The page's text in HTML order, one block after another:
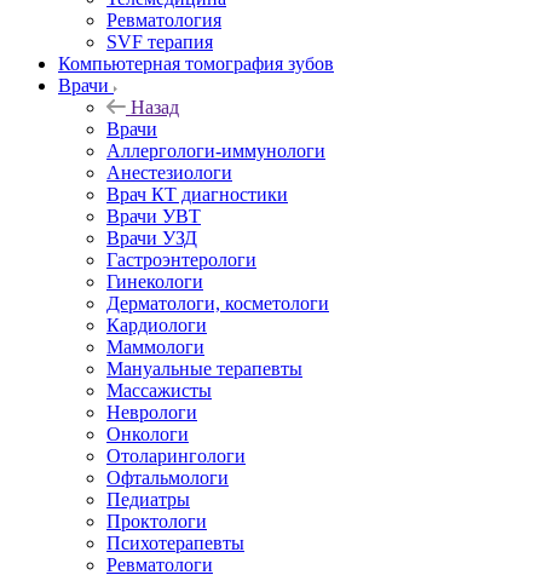
Ревматология
SVF терапия
Компьютерная томография зубов
Врачи
Назад
Врачи
Аллергологи-иммунологи
Анестезиологи
Врач КТ диагностики
Врачи УВТ
Врачи УЗД
Гастроэнтерологи
Гинекологи
Дерматологи, косметологи
Кардиологи
Маммологи
Мануальные терапевты
Массажисты
Неврологи
Онкологи
Отоларингологи
Офтальмологи
Педиатры
Проктологи
Психотерапевты
Ревматологи